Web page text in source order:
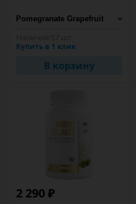
Купить в 1 клик
В корзину
2 290 ₽